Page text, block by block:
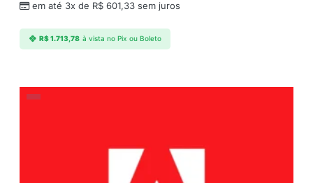
em até 3x de R$ 601,33 sem juros
R$1.713,78 à vista no Pix ou Boleto